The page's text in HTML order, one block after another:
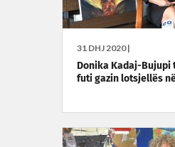
31 DHJ 2020 |
Donika Kadaj-Bujupi
futi gazin lotsjellës